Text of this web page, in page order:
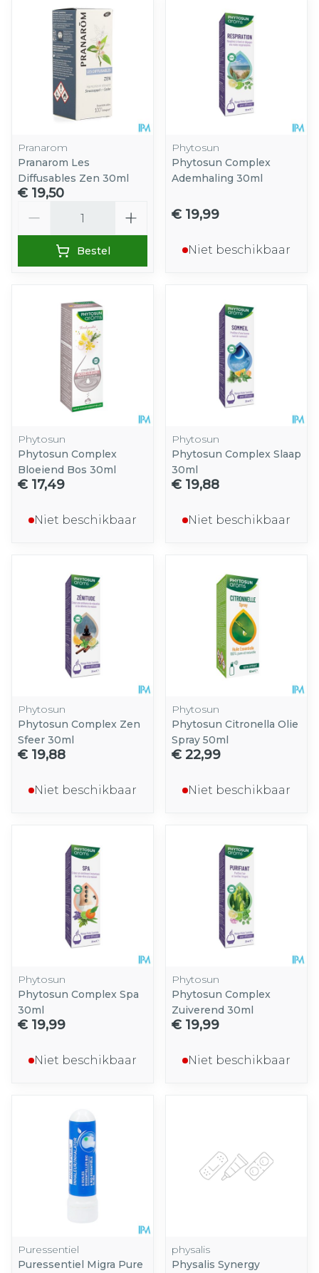
Pranarom
Pranarom Les
Diffusables Zen 30ml
€ 19,50
Bestel
Phytosun
Phytosun Complex
Ademhaling 30ml
€ 19,99
Niet beschikbaar
Phytosun
Phytosun Complex
Bloeiend Bos 30ml
€ 17,49
Niet beschikbaar
Phytosun
Phytosun Complex Slaap
30ml
€ 19,88
Niet beschikbaar
Phytosun
Phytosun Complex Zen
Sfeer 30ml
€ 19,88
Niet beschikbaar
Phytosun
Phytosun Citronella Olie
Spray 50ml
€ 22,99
Niet beschikbaar
Phytosun
Phytosun Complex Spa
30ml
€ 19,99
Niet beschikbaar
Phytosun
Phytosun Complex
Zuiverend 30ml
€ 19,99
Niet beschikbaar
Puressentiel
Puressentiel Migra Pure
physalis
Physalis Synergy